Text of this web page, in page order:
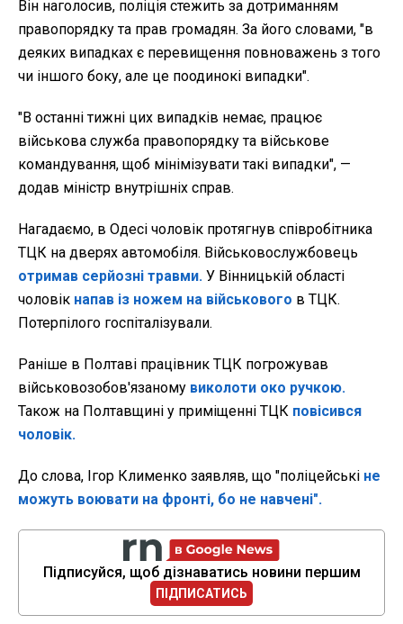
Він наголосив, поліція стежить за дотриманням
правопорядку та прав громадян. За його словами, "в
деяких випадках є перевищення повноважень з того
чи іншого боку, але це поодинокі випадки".
"В останні тижні цих випадків немає, працює
військова служба правопорядку та військове
командування, щоб мінімізувати такі випадки", —
додав міністр внутрішніх справ.
Нагадаємо, в Одесі чоловік протягнув співробітника
ТЦК на дверях автомобіля. Військовослужбовець
отримав серйозні травми. У Вінницькій області
чоловік напав із ножем на військового в ТЦК.
Потерпілого госпіталізували.
Раніше в Полтаві працівник ТЦК погрожував
військовозобов'язаному виколоти око ручкою.
Також на Полтавщині у приміщенні ТЦК повісився
чоловік.
До слова, Ігор Клименко заявляв, що "поліцейські не
можуть воювати на фронті, бо не навчені".
Підписуйся, щоб дізнаватись новини першим
ПІДПИСАТИСЬ